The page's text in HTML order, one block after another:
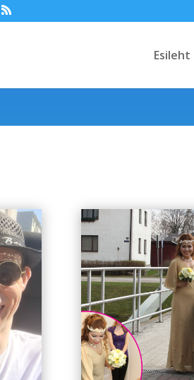
Esileht